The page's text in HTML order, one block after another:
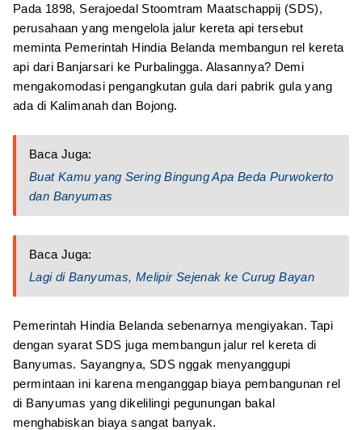
Pada 1898, Serajoedal Stoomtram Maatschappij (SDS),
perusahaan yang mengelola jalur kereta api tersebut
meminta Pemerintah Hindia Belanda membangun rel kereta
api dari Banjarsari ke Purbalingga. Alasannya? Demi
mengakomodasi pengangkutan gula dari pabrik gula yang
ada di Kalimanah dan Bojong.
Baca Juga:
Buat Kamu yang Sering Bingung Apa Beda Purwokerto
dan Banyumas
Baca Juga:
Lagi di Banyumas, Melipir Sejenak ke Curug Bayan
Pemerintah Hindia Belanda sebenarnya mengiyakan. Tapi
dengan syarat SDS juga membangun jalur rel kereta di
Banyumas. Sayangnya, SDS nggak menyanggupi
permintaan ini karena menganggap biaya pembangunan rel
di Banyumas yang dikelilingi pegunungan bakal
menghabiskan biaya sangat banyak.